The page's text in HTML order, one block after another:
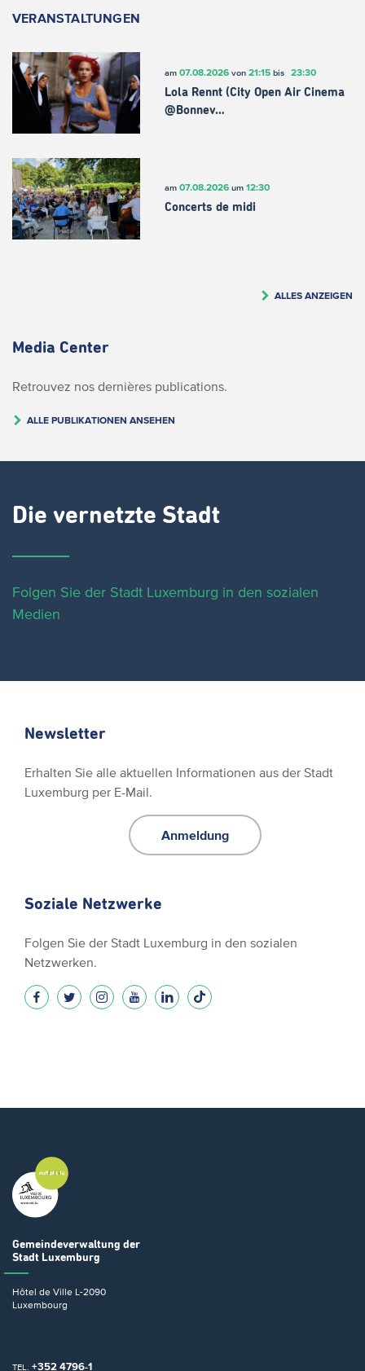
VERANSTALTUNGEN
am 07.08.2026von 21:15bis 23:30
Lola Rennt (City Open Air Cinema
@Bonnev…
am 07.08.2026um 12:30
Concerts de midi
ALLES ANZEIGEN
Media Center
Retrouvez nos dernières publications.
ALLE PUBLIKATIONEN ANSEHEN
Die vernetzte Stadt
Folgen Sie der Stadt Luxemburg in den sozialen
Medien
Newsletter
Erhalten Sie alle aktuellen Informationen aus der Stadt
Luxemburg per E-Mail.
Anmeldung
Soziale Netzwerke
Folgen Sie der Stadt Luxemburg in den sozialen
Netzwerken.
Gemeindeverwaltung der
Stadt Luxemburg
Hôtel de Ville L-2090
Luxembourg
TEL. +352 4796-1